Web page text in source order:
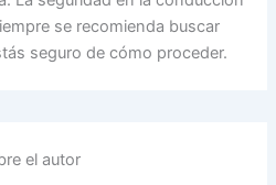
se recomienda buscar
seguro de cómo proceder.
el autor